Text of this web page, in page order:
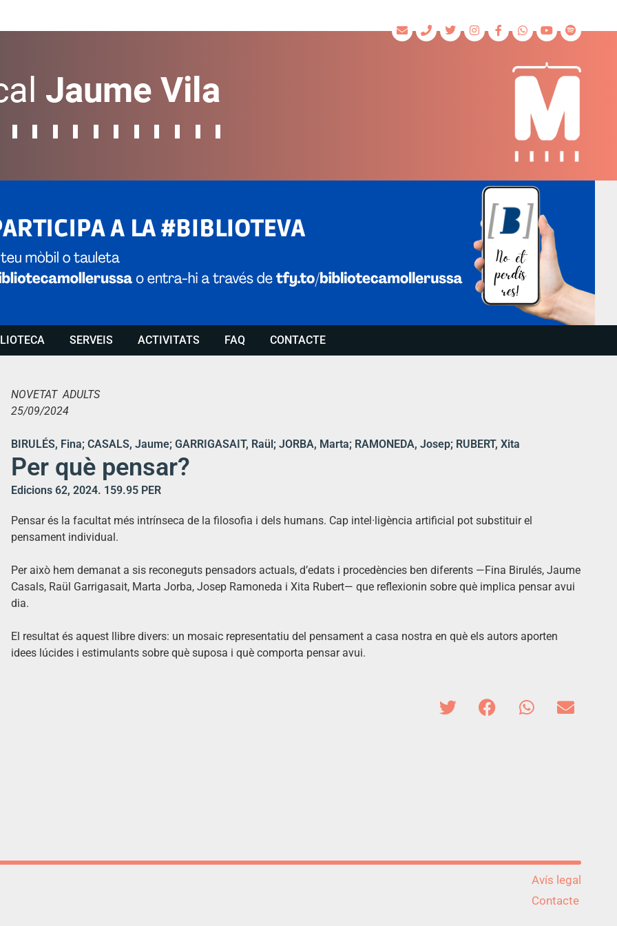
SERVEIS ACTIVITATS FAQ CONTACTE
NOVETAT ADULTS
25/09/2024
BIRULÉS, Fina; CASALS, Jaume; GARRIGASAIT, Raül; JORBA, Marta; RAMONEDA, Josep; RUBERT, Xita
Per què pensar?
Edicions 62, 2024. 159.95 PER
Pensar és la facultat més intrínseca de la filosofia i dels humans. Cap intel·ligència artificial pot substituir el
pensament individual.
Per això hem demanat a sis reconeguts pensadors actuals, d’edats i procedències ben diferents —Fina Birulés, Jaume
Casals, Raül Garrigasait, Marta Jorba, Josep Ramoneda i Xita Rubert— que reflexionin sobre què implica pensar avui
dia.
El resultat és aquest llibre divers: un mosaic representatiu del pensament a casa nostra en què els autors aporten
idees lúcides i estimulants sobre què suposa i què comporta pensar avui.
Avís legal
Contacte